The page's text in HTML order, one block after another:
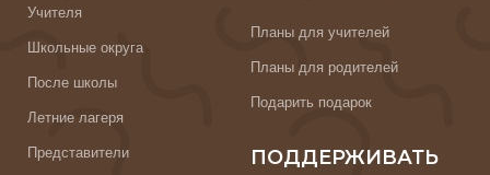
Учителя
Школьные округа
После школы
Летние лагеря
Представители
Планы для учителей
Планы для родителей
Подарить подарок
ПОДДЕРЖИВАТЬ